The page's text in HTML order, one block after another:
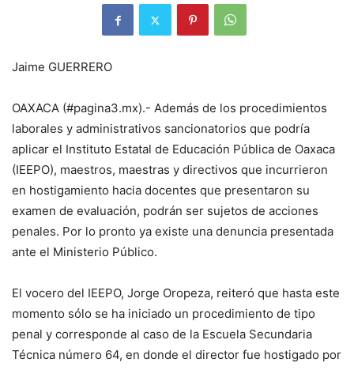
Jaime GUERRERO
OAXACA (#pagina3.mx).- Además de los procedimientos
laborales y administrativos sancionatorios que podría
aplicar el Instituto Estatal de Educación Pública de Oaxaca
(IEEPO), maestros, maestras y directivos que incurrieron
en hostigamiento hacia docentes que presentaron su
examen de evaluación, podrán ser sujetos de acciones
penales. Por lo pronto ya existe una denuncia presentada
ante el Ministerio Público.
El vocero del IEEPO, Jorge Oropeza, reiteró que hasta este
momento sólo se ha iniciado un procedimiento de tipo
penal y corresponde al caso de la Escuela Secundaria
Técnica número 64, en donde el director fue hostigado por